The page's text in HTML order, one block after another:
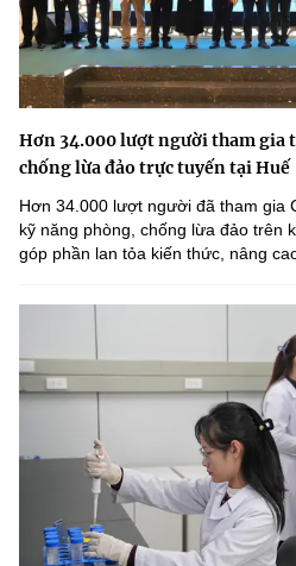
Hơn 34.000 lượt người tham gia
chống lừa đảo trực tuyến tại Huế
Hơn 34.000 lượt người đã tham gia
kỹ năng phòng, chống lừa đảo trên
góp phần lan tỏa kiến thức, nâng